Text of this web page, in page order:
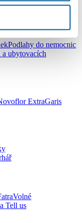
Podlahy do nemocnic
ubytovacích
ExtraGaris
Volné
Tell us